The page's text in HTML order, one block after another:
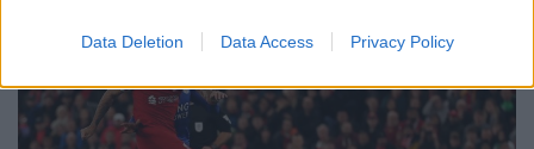
Data Deletion Data Access Privacy Policy